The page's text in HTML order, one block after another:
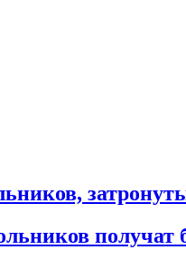
получат